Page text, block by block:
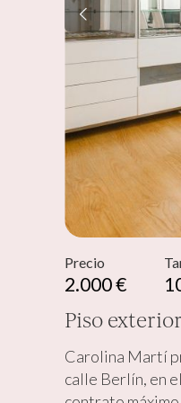
Precio
2.000 €
Piso
Carolina Martí
calle Berlín, en